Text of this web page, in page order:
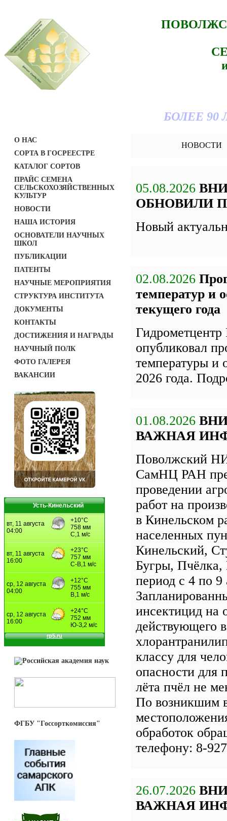
БОЛЕЕ
О НАС
СОРТА В ГОСРЕЕСТРЕ
КАТАЛОГ СОРТОВ
ПРАЙС СЕМЕНА
СЕЛЬСКОХОЗЯЙСТВЕННЫХ
КУЛЬТУР
НОВОСТИ
НАША ИСТОРИЯ
ОСНОВАТЕЛИ НАУЧНЫХ
ШКОЛ
ПУБЛИКАЦИИ
ПАТЕНТЫ
НАУЧНЫЕ МЕРОПРИЯТИЯ
СТРУКТУРА ИНСТИТУТА
ДОКУМЕНТЫ
КОНТАКТЫ
ДОСТИЖЕНИЯ И НАГРАДЫ
НАУЧНЫЙ ПОЛК
ФОТО ГАЛЕРЕЯ
ВАКАНСИИ
Усть-Кинельский
ФГБУ "Госсорткомиссия"
НОВОСТИ
05.08.2026
ОБНОВИЛИ
Новый
02.08.2026
температур и
текущего года
Гидрометцентр
опубликовал
температуры и
2026 года.
01.08.2026
ВАЖНАЯ
Поволжский
СамНЦ РАН
проведении
работ на
в Кинельском
населенных
Кинельский,
Бугры,
период с 4 по 9
инсектицид на
действующего
классу для
опасности для
лёта пчёл не
По возникшим
обработок
телефону: 8-
26.07.2026
ВАЖНАЯ